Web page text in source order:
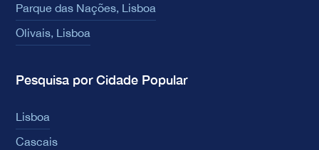
Parque das Nações, Lisboa
Olivais, Lisboa
Pesquisa por Cidade Popular
Lisboa
Cascais